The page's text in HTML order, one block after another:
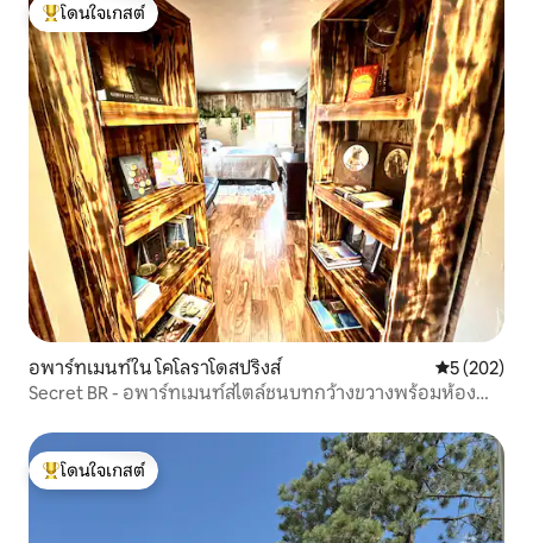
โดนใจเกสต์ที่สุด
โดนใจเกสต์
อพาร์ทเมนท์ใน โคโลราโดสปริงส์ คะแนนเฉลี่ย
5 (202)
Secret BR - อพาร์ทเมนท์สไตล์ชนบทกว้างขวางพร้อมห้อง
โดนใจเกสต์ที่สุด
โดนใจเกสต์